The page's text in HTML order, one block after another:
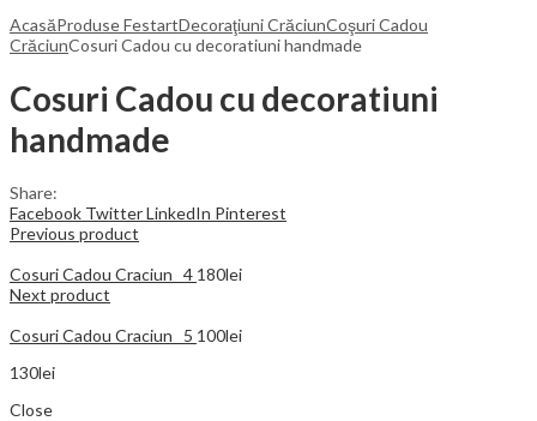
AcasăProduse FestartDecoraţiuni CrăciunCoşuri Cadou
CrăciunCosuri Cadou cu decoratiuni handmade
Cosuri Cadou cu decoratiuni
handmade
Share:
Facebook TwitterLinkedIn Pinterest
Previous product
Cosuri Cadou Craciun _4 180lei
Next product
Cosuri Cadou Craciun _5 100lei
130lei
Close